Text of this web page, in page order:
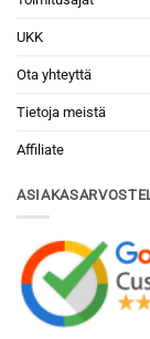
UKK
Ota yhteyttä
Tietoja meistä
Affiliate